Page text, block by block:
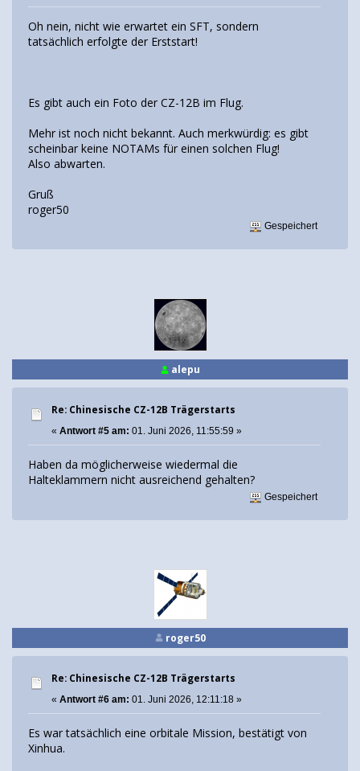
Oh nein, nicht wie erwartet ein SFT, sondern
tatsächlich erfolgte der Erststart!
Es gibt auch ein Foto der CZ-12B im Flug.
Mehr ist noch nicht bekannt. Auch merkwürdig: es gibt
scheinbar keine NOTAMs für einen solchen Flug!
Also abwarten.
Gruß
roger50
Gespeichert
alepu
Re: Chinesische CZ-12B Trägerstarts
« Antwort #5 am: 01. Juni 2026, 11:55:59 »
Haben da möglicherweise wiedermal die
Halteklammern nicht ausreichend gehalten?
Gespeichert
roger50
Re: Chinesische CZ-12B Trägerstarts
« Antwort #6 am: 01. Juni 2026, 12:11:18 »
Es war tatsächlich eine orbitale Mission, bestätigt von
Xinhua.